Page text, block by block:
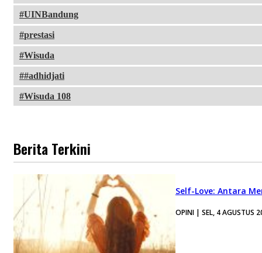
UINBandung
prestasi
Wisuda
#adhidjati
Wisuda 108
Berita Terkini
Self-Love: Antara
OPINI | SEL, 4 AGUSTUS